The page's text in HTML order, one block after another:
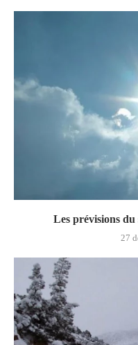
Les prévisions du
27